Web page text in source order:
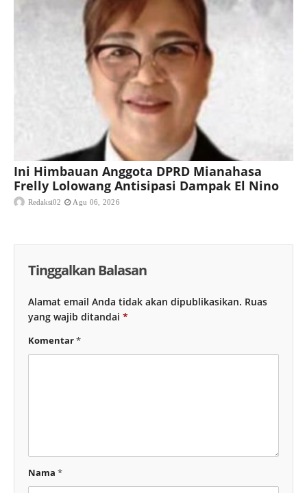
Ini Himbauan Anggota DPRD Mianahasa
Frelly Lolowang Antisipasi Dampak El Nino
Redaksi02 Agu 06, 2026
Tinggalkan Balasan
Alamat email Anda tidak akan dipublikasikan. Ruas
yang wajib ditandai *
Komentar*
Nama *